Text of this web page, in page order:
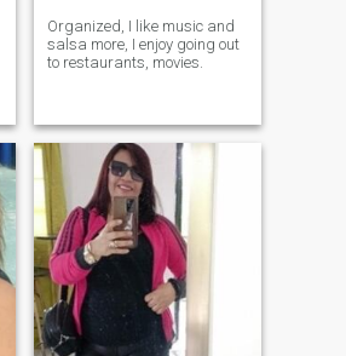
Organized, I like music and
salsa more, I enjoy going out
to restaurants, movies.